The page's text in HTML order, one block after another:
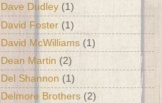
Dave Dudley (1)
David Foster (1)
David McWilliams (1)
Dean Martin (2)
Del Shannon (1)
Delmore Brothers (2)